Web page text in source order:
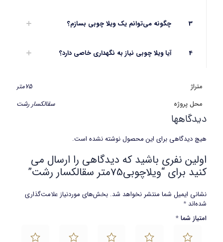
3 چگونه می‌توانم یک ویلا چوبی بسازم؟
4 آیا ویلا چوبی نیاز به نگهداری خاصی دارد؟
متراژ
75متر
محل پروژه
سقالکسار رشت
دیدگاهها
هیچ دیدگاهی برای این محصول نوشته نشده است.
اولین نفری باشید که دیدگاهی را ارسال می
کنید برای “ویلاچوبی75متر سقالکسار رشت”
نشانی ایمیل شما منتشر نخواهد شد. بخش‌های موردنیاز علامت‌گذاری
شده‌اند *
امتیاز شما*